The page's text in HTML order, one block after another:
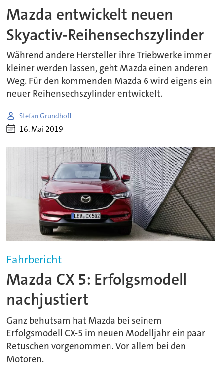
Mazda entwickelt neuen
Skyactiv-Reihensechszylinder
Während andere Hersteller ihre Triebwerke immer
kleiner werden lassen, geht Mazda einen anderen
Weg. Für den kommenden Mazda 6 wird eigens ein
neuer Reihensechszylinder entwickelt.
Stefan Grundhoff
16. Mai 2019
Fahrbericht
Mazda CX 5: Erfolgsmodell
nachjustiert
Ganz behutsam hat Mazda bei seinem
Erfolgsmodell CX-5 im neuen Modelljahr ein paar
Retuschen vorgenommen. Vor allem bei den
Motoren.